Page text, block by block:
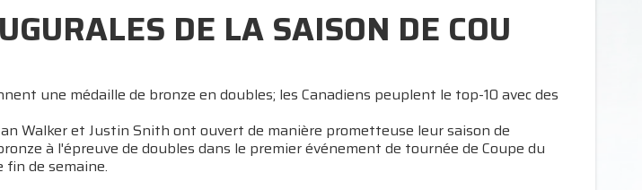
DE LA SAISON DE COU
une médaille de bronze en doubles; les Canadiens peuplent le top-10 avec des
Walker et Justin Snith ont ouvert de manière prometteuse leur saison de
à l'épreuve de doubles dans le premier événement de tournée de Coupe du
fin de semaine.